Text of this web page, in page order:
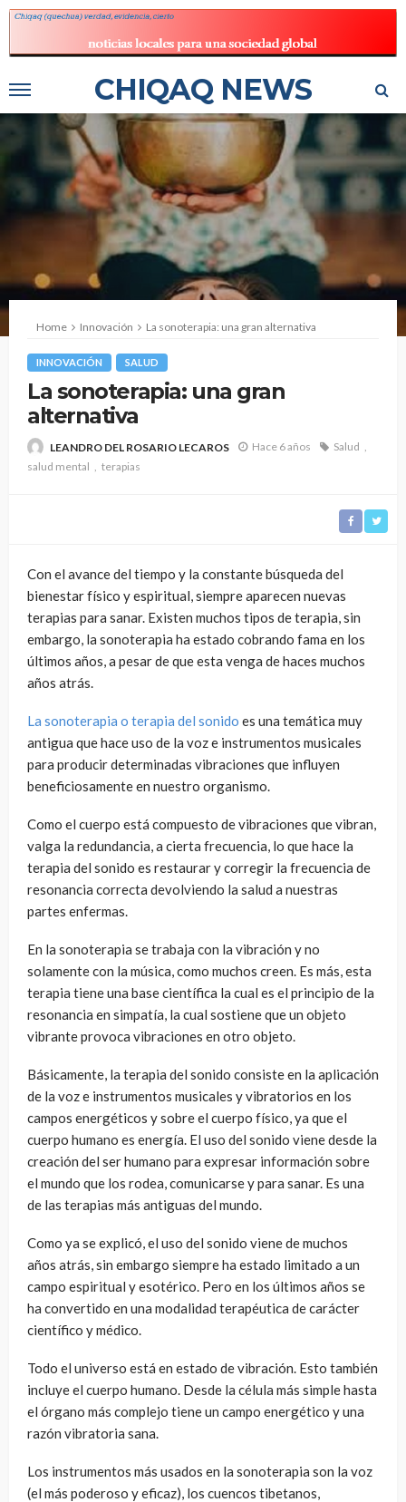
CHIQAQ NEWS
Home Innovación La sonoterapia: una gran alternativa
INNOVACIÓN SALUD
La sonoterapia: una gran
alternativa
LEANDRO DEL ROSARIO LECAROS Hace 6 años
Salud
salud mental
terapias
Con el avance del tiempo y la constante búsqueda del
bienestar físico y espiritual, siempre aparecen nuevas
terapias para sanar. Existen muchos tipos de terapia, sin
embargo, la sonoterapia ha estado cobrando fama en los
últimos años, a pesar de que esta venga de haces muchos
años atrás.
La sonoterapia o terapia del sonido es una temática muy
antigua que hace uso de la voz e instrumentos musicales
para producir determinadas vibraciones que influyen
beneficiosamente en nuestro organismo.
Como el cuerpo está compuesto de vibraciones que vibran,
valga la redundancia, a cierta frecuencia, lo que hace la
terapia del sonido es restaurar y corregir la frecuencia de
resonancia correcta devolviendo la salud a nuestras
partes enfermas.
En la sonoterapia se trabaja con la vibración y no
solamente con la música, como muchos creen. Es más, esta
terapia tiene una base científica la cual es el principio de la
resonancia en simpatía, la cual sostiene que un objeto
vibrante provoca vibraciones en otro objeto.
Básicamente, la terapia del sonido consiste en la aplicación
de la voz e instrumentos musicales y vibratorios en los
campos energéticos y sobre el cuerpo físico, ya que el
cuerpo humano es energía. El uso del sonido viene desde la
creación del ser humano para expresar información sobre
el mundo que los rodea, comunicarse y para sanar. Es una
de las terapias más antiguas del mundo.
Como ya se explicó, el uso del sonido viene de muchos
años atrás, sin embargo siempre ha estado limitado a un
campo espiritual y esotérico. Pero en los últimos años se
ha convertido en una modalidad terapéutica de carácter
científico y médico.
Todo el universo está en estado de vibración. Esto también
incluye el cuerpo humano. Desde la célula más simple hasta
el órgano más complejo tiene un campo energético y una
razón vibratoria sana.
Los instrumentos más usados en la sonoterapia son la voz
(el más poderoso y eficaz), los cuencos tibetanos,